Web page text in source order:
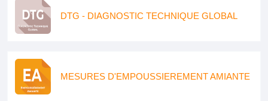
DTG - DIAGNOSTIC TECHNIQUE GLOBAL
MESURES D'EMPOUSSIEREMENT AMIANTE